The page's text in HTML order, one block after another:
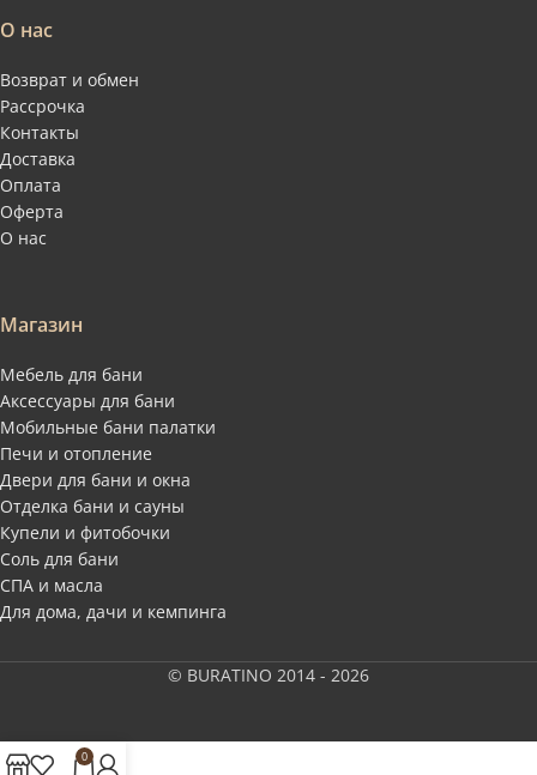
О нас
Возврат и обмен
Рассрочка
Контакты
Доставка
Оплата
Оферта
О нас
Магазин
Мебель для бани
Аксессуары для бани
Мобильные бани палатки
Печи и отопление
Двери для бани и окна
Отделка бани и сауны
Купели и фитобочки
Соль для бани
СПА и масла
Для дома, дачи и кемпинга
© BURATINO 2014 - 2026
0